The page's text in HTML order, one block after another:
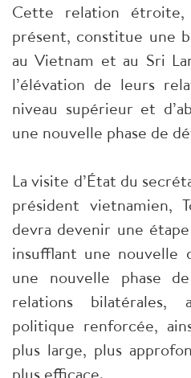
Cette relation
présent, constitue une
au Vietnam et au Sri
l’élévation de leurs
niveau supérieur et
une nouvelle phase de
La visite d’État du
président vietnamien,
devra devenir une
insufflant une nouvelle
une nouvelle phase
relations bilatérales,
politique renforcée,
plus large, plus